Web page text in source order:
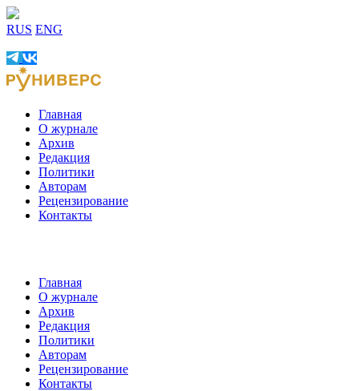
RUS ENG
Главная
О журнале
Архив
Редакция
Политики
Авторам
Рецензирование
Контакты
Главная
О журнале
Архив
Редакция
Политики
Авторам
Рецензирование
Контакты